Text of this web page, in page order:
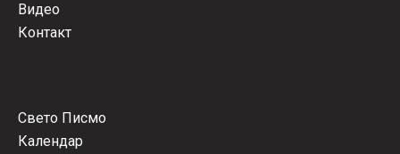
Видео
Контакт
Свето Писмо
Календар